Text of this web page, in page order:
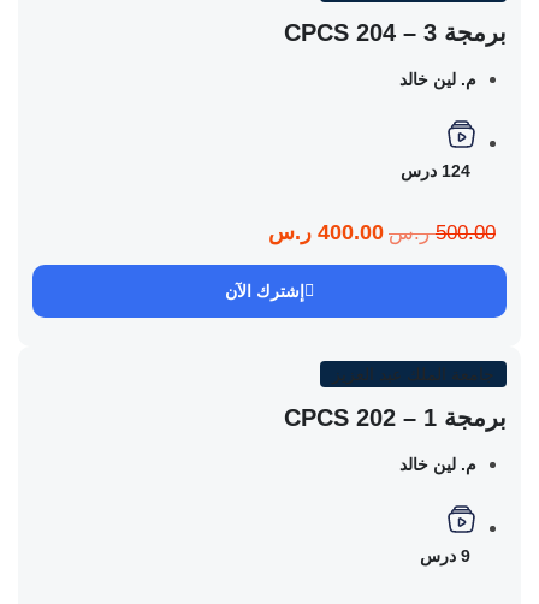
برمجة 3 – CPCS 204
م. لين خالد
124 درس
500.00 ر.س 400.00 ر.س
إشترك الآن
جامعة الملك عبد العزيز
برمجة 1 – CPCS 202
م. لين خالد
9 درس